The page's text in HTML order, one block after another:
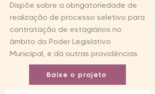
Dispõe sobre a obrigatoriedade de
realização de processo seletivo para
contratação de estagiários no
âmbito do Poder Legislativo
Municipal, e dá outras providências
Baixe o projeto